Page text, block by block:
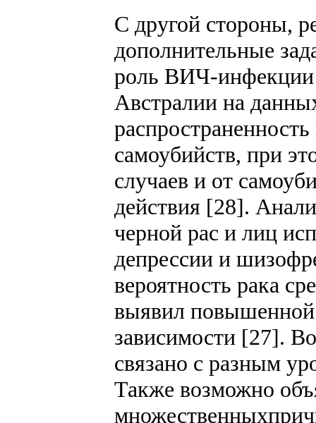
С другой стороны,
дополнительные
роль ВИЧ-инфекции
Австралии на
самоубийств, при
случаев и от
действия [28].
черной рас и лиц
депрессии и
вероятность рака
выявил повышенной
зависимости [27].
связано с разным
Также возможно